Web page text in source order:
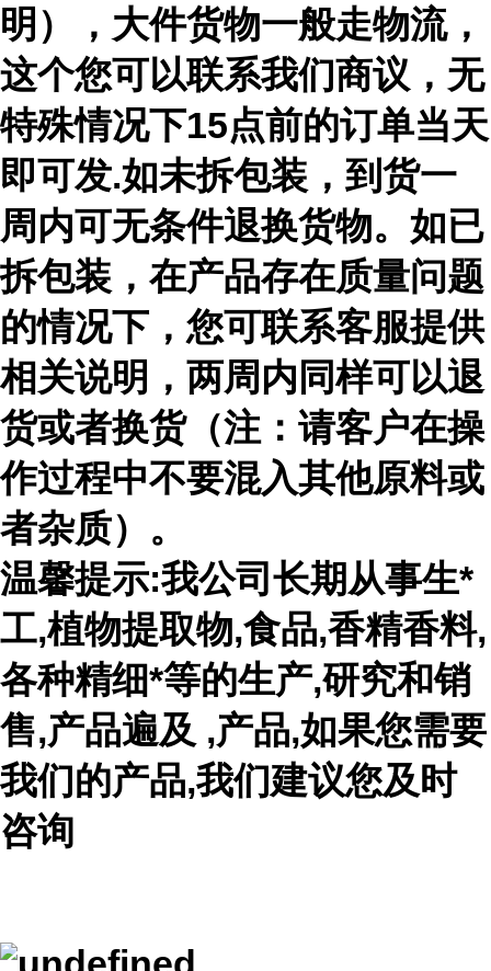
明），大件货物一般走物流，
这个您可以联系我们商议，无
特殊情况下15点前的订单当天
即可发.如未拆包装，到货一
周内可无条件退换货物。如已
拆包装，在产品存在质量问题
的情况下，您可联系客服提供
相关说明，两周内同样可以退
货或者换货（注：请客户在操
作过程中不要混入其他原料或
者杂质）。
温馨提示:我公司长期从事生*
工,植物提取物,食品,香精香料,
各种精细*等的生产,研究和销
售,产品遍及 ,产品,如果您需要
我们的产品,我们建议您及时
咨询